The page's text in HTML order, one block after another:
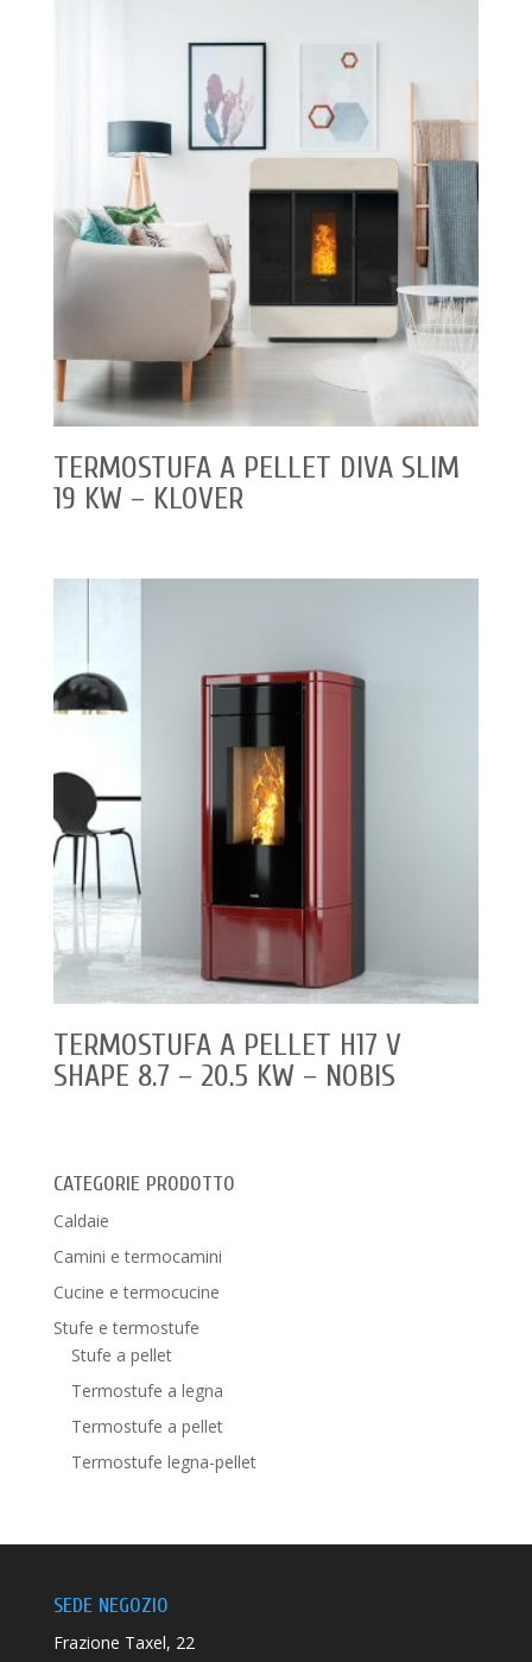
TERMOSTUFA A PELLET DIVA SLIM
19 KW – KLOVER
TERMOSTUFA A PELLET H17 V
SHAPE 8.7 – 20.5 KW – NOBIS
CATEGORIE PRODOTTO
Caldaie
Camini e termocamini
Cucine e termocucine
Stufe e termostufe
Stufe a pellet
Termostufe a legna
Termostufe a pellet
Termostufe legna-pellet
SEDE NEGOZIO
Frazione Taxel, 22